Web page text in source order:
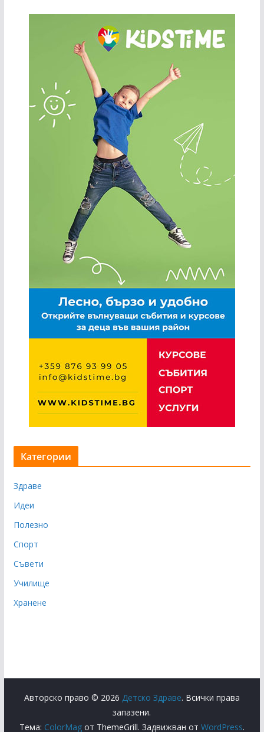
Категории
Здраве
Идеи
Полезно
Спорт
Съвети
Училище
Хранене
Авторско право © 2026 Детско Здраве. Всички права
запазени.
Тема: ColorMagот ThemeGrill. Задвижван от WordPress.